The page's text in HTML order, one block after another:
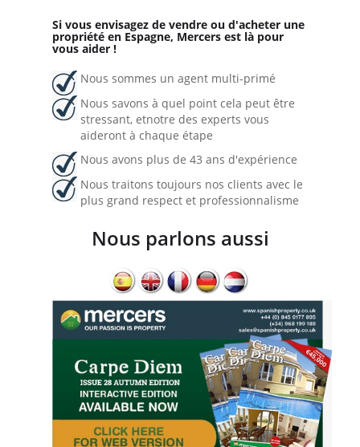
Si vous envisagez de vendre ou d'acheter une
propriété en Espagne, Mercers est là pour
vous aider !
Nous sommes un agent multi-primé
Nous savons à quel point cela peut être
stressant, etnotre des experts vous
aideront à chaque étape
Nous avons plus de 43 ans d'expérience
Nous traitons toujours nos clients avec le
plus grand respect et professionnalisme
Nous parlons aussi